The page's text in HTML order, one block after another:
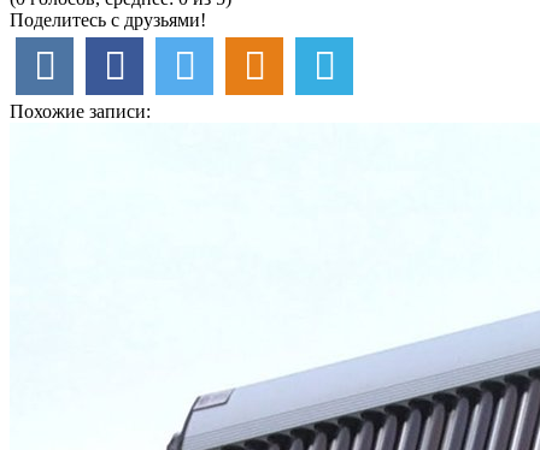
Поделитесь с друзьями!
Похожие записи: